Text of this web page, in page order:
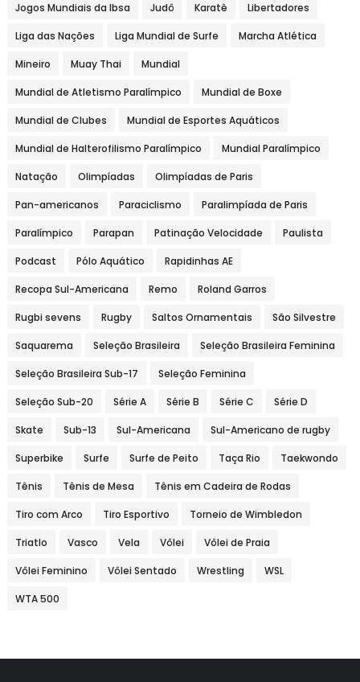
Jogos Mundiais da Ibsa Judô Karatê Libertadores
Liga das Nações Liga Mundial de Surfe Marcha Atlética
Mineiro Muay Thai Mundial
Mundial de Atletismo Paralímpico Mundial de Boxe
Mundial de Clubes Mundial de Esportes Aquáticos
Mundial de Halterofilismo Paralímpico Mundial Paralímpico
Natação Olimpíadas Olimpíadas de Paris
Pan-americanos Paraciclismo Paralimpíada de Paris
Paralímpico Parapan Patinação Velocidade Paulista
Podcast Pólo Aquático Rapidinhas AE
Recopa Sul-Americana Remo Roland Garros
Rugbi sevens Rugby Saltos Ornamentais São Silvestre
Saquarema Seleção Brasileira Seleção Brasileira Feminina
Seleção Brasileira Sub-17 Seleção Feminina
Seleção Sub-20 Série A Série B Série C Série D
Skate Sub-13 Sul-Americana Sul-Americano de rugby
Superbike Surfe Surfe de Peito Taça Rio Taekwondo
Tênis Tênis de Mesa Tênis em Cadeira de Rodas
Tiro com Arco Tiro Esportivo Torneio de Wimbledon
Triatlo Vasco Vela Vôlei Vôlei de Praia
Vôlei Feminino Vôlei Sentado Wrestling WSL
WTA 500